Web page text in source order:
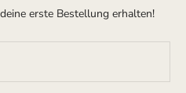
erste Bestellung erhalten!